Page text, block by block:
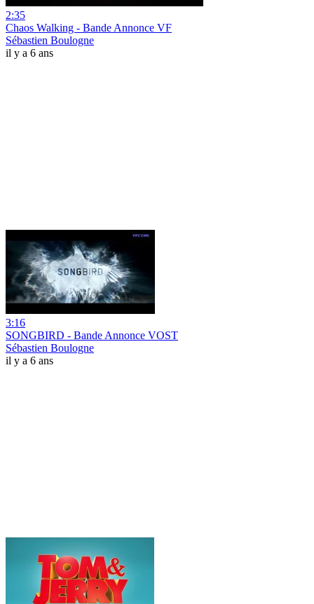
2:35
Chaos Walking - Bande Annonce VF
Sébastien Boulogne
il y a 6 ans
3:16
SONGBIRD - Bande Annonce VOST
Sébastien Boulogne
il y a 6 ans